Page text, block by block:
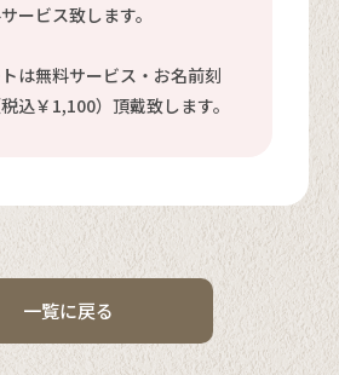
ービス致します。
は無料サービス・お名前刻
込￥1,100）頂戴致します。
一覧に戻る